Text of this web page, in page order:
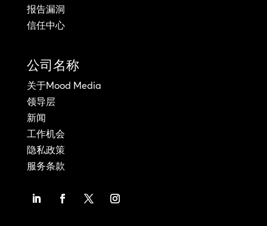
报告漏洞
信任中心
公司名称
关于Mood Media
领导层
新闻
工作机会
隐私政策
服务条款